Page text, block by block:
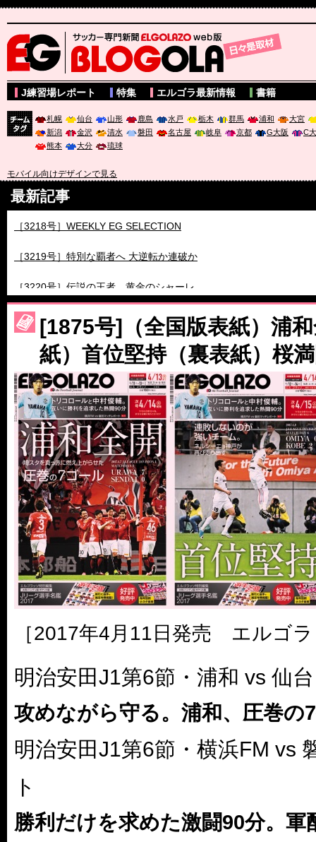
サッカー専門新聞ELGOLAZO web版 BLOGOLA
J練習場レポート 特集 エルゴラ最新情報 書籍
札幌 仙台 山形 鹿島 水戸 栃木 群馬 浦和
大宮
新潟
金沢 清水 磐田 名古屋 岐阜 京都 G大阪
C
熊本
大分 琉球
モバイル向けデザインで見る
最新記事
［3217号］最高の景色へ出国
［3218号］WEEKLY EG SELECTION
［3219号］特別な覇者へ 大逆転か連破か
［3220号］伝説の王者、黄金のシャーレ
［3230号］世界一への夢は終わらない
［3223号］一丸。日本出陣
［3222号］史上最大のW杯開幕 注目は「個」
[1875号]（全国版表紙）浦
紙）首位堅持（裏表紙）桜
［2017年4月11日発売 エルゴ
明治安田J1第6節・浦和 vs 仙
攻めながら守る。浦和、圧巻の
明治安田J1第6節・横浜FM vs
ト
勝利だけを求めた激闘90分。軍